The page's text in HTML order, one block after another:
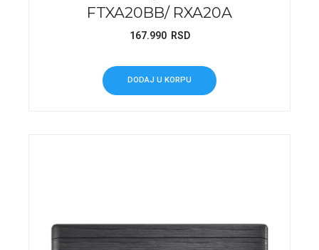
FTXA20BB/ RXA20A
167.990 RSD
DODAJ U KORPU